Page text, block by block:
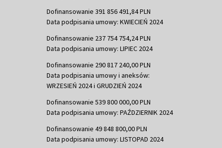
Dofinansowanie 391 856 491,84 PLN
Data podpisania umowy: KWIECIEŃ 2024
Dofinansowanie 237 754 754,24 PLN
Data podpisania umowy: LIPIEC 2024
Dofinansowanie 290 817 240,00 PLN
Data podpisania umowy i aneksów:
WRZESIEŃ 2024 i GRUDZIEŃ 2024
Dofinansowanie 539 800 000,00 PLN
Data podpisania umowy: PAŹDZIERNIK 2024
Dofinansowanie 49 848 800,00 PLN
Data podpisania umowy: LISTOPAD 2024